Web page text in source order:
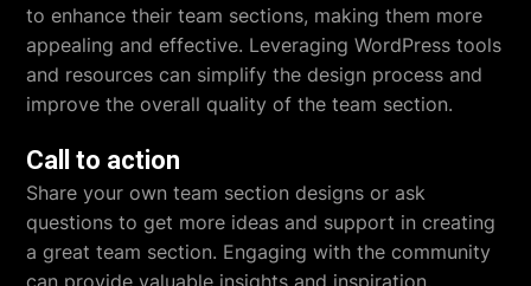
to enhance their team sections, making them more
appealing and effective. Leveraging WordPress tools
and resources can simplify the design process and
improve the overall quality of the team section.
Call to action
Share your own team section designs or ask
questions to get more ideas and support in creating
a great team section. Engaging with the community